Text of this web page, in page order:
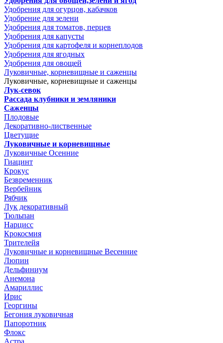
Удобрения для огурцов, кабачков
Удобрение для зелени
Удобрения для томатов, перцев
Удобрения для капусты
Удобрения для картофеля и корнеплодов
Удобрения для ягодных
Удобрения для овощей
Луковичные, корневищные и саженцы
Луковичные, корневищные и саженцы
Лук-севок
Рассада клубники и земляники
Саженцы
Плодовые
Декоративно-лиственные
Цветущие
Луковичные и корневищные
Луковичные Осенние
Гиацинт
Крокус
Безвременник
Вербейник
Рябчик
Лук декоративный
Тюльпан
Нарцисс
Крокосмия
Трителейя
Луковичные и корневищные Весенние
Люпин
Дельфиниум
Анемона
Амариллис
Ирис
Георгины
Бегония луковичная
Папоротник
Флокс
Астра